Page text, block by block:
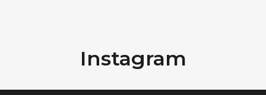
t
Instagram